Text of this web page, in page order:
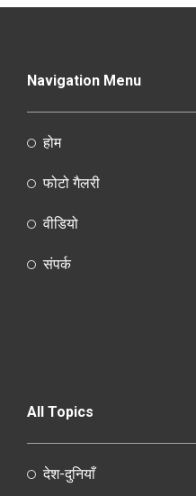
Navigation Menu
होम
फोटो गैलरी
वीडियो
संपर्क
All Topics
देश-दुनियाँ